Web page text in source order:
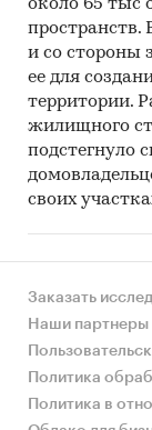
около 65 тыс
пространств.
и со стороны
ее для
территории.
жилищного
подстегнуло
своих
Заказать
Наши партнеры
Политика
Политика в